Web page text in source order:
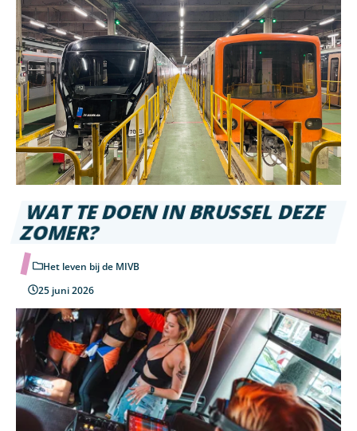
WAT TE DOEN IN BRUSSEL DEZE
ZOMER?
Het leven bij de MIVB
25 juni 2026